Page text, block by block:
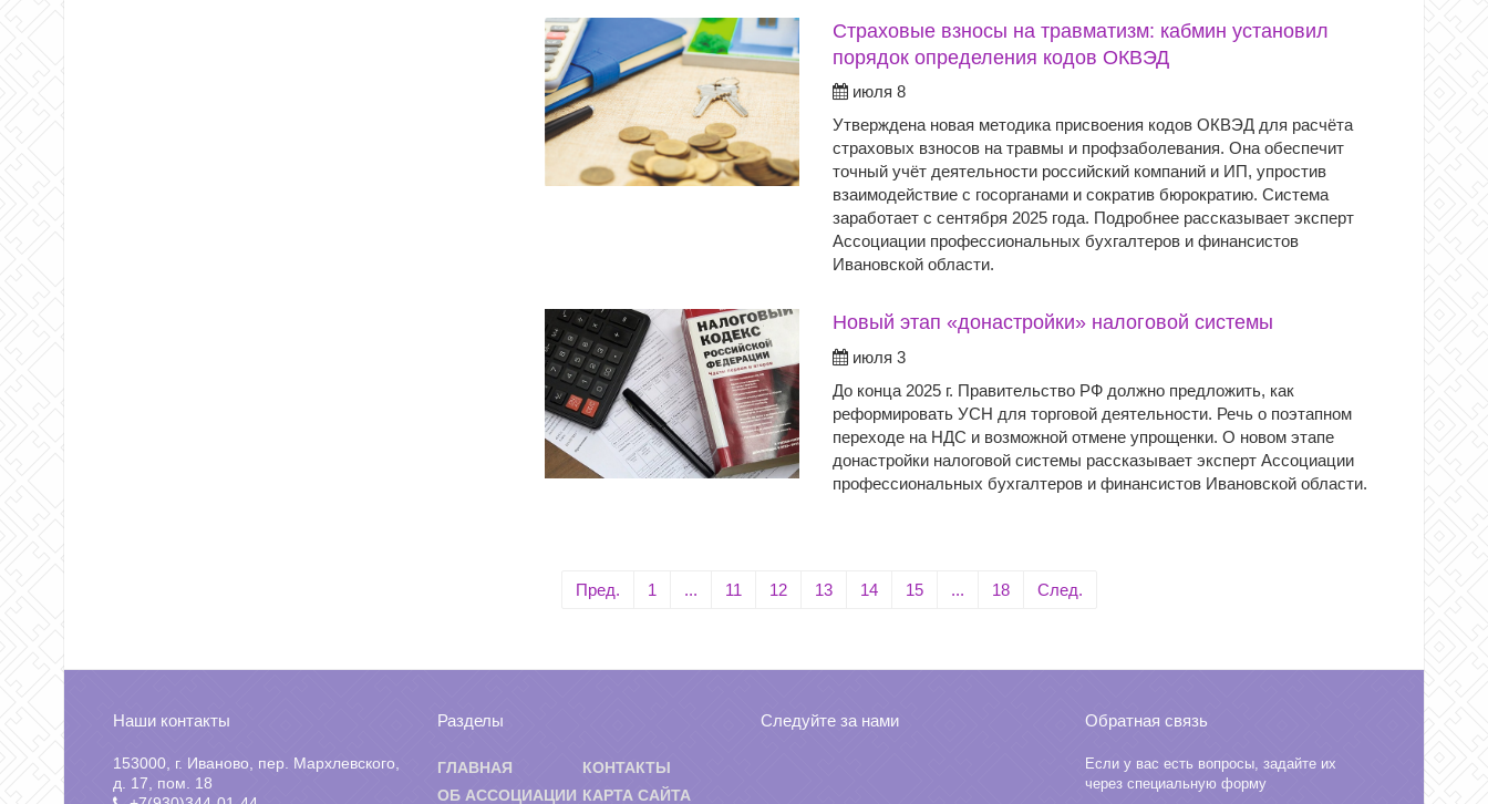
Страховые взносы на травматизм: кабмин установил
порядок определения кодов ОКВЭД
июля 8
Утверждена новая методика присвоения кодов ОКВЭД для расчёта
страховых взносов на травмы и профзаболевания. Она обеспечит
точный учёт деятельности российский компаний и ИП, упростив
взаимодействие с госорганами и сократив бюрократию. Система
заработает с сентября 2025 года. Подробнее рассказывает эксперт
Ассоциации профессиональных бухгалтеров и финансистов
Ивановской области.
Новый этап «донастройки» налоговой системы
июля 3
До конца 2025 г. Правительство РФ должно предложить, как
реформировать УСН для торговой деятельности. Речь о поэтапном
переходе на НДС и возможной отмене упрощенки. О новом этапе
донастройки налоговой системы рассказывает эксперт Ассоциации
профессиональных бухгалтеров и финансистов Ивановской области.
Пред. 1 ... 11 12 13 14 15 ... 18 След.
Наши контакты
153000, г. Иваново, пер. Мархлевского,
д. 17, пом. 18
Разделы
ГЛАВНАЯ
ОБ АССОЦИАЦИИ
КОНТАКТЫ
КАРТА САЙТА
Следуйте за нами Обратная связь
Если у вас есть вопросы, задайте их
через специальную форму